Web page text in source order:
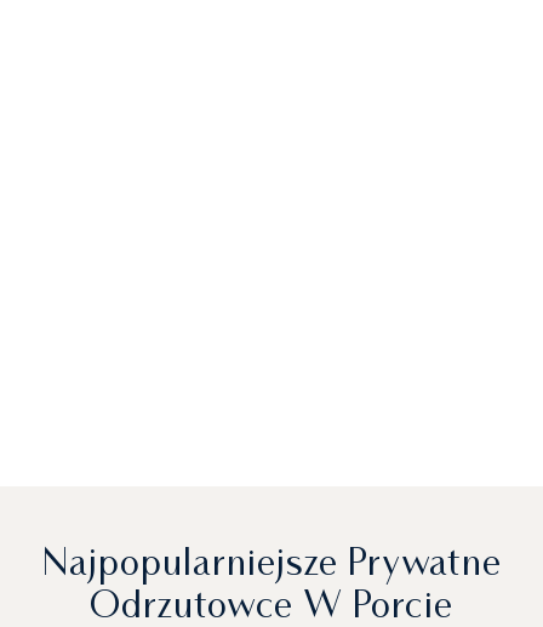
Najpopularniejsze Prywatne
Odrzutowce W Porcie